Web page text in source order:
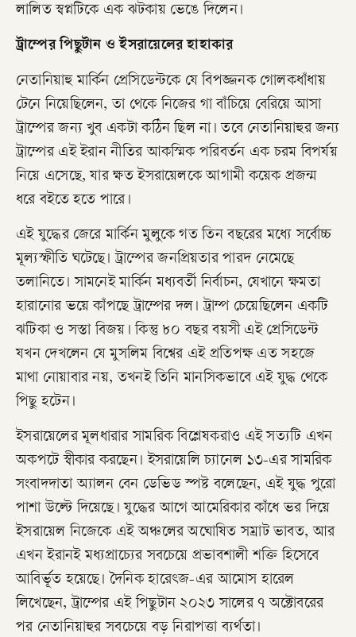
লালিত স্বপ্নটিকে এক ঝটকায় ভেঙে দিলেন।
ট্রাম্পের পিছুটান ও ইসরায়েলের হাহাকার
নেতানিয়াহু মার্কিন প্রেসিডেন্টকে যে বিপজ্জনক গোলকধাঁধায়
টেনে নিয়েছিলেন, তা থেকে নিজের গা বাঁচিয়ে বেরিয়ে আসা
ট্রাম্পের জন্য খুব একটা কঠিন ছিল না। তবে নেতানিয়াহুর জন্য
ট্রাম্পের এই ইরান নীতির আকস্মিক পরিবর্তন এক চরম বিপর্যয়
নিয়ে এসেছে, যার ক্ষত ইসরায়েলকে আগামী কয়েক প্রজন্ম
ধরে বইতে হতে পারে।
এই যুদ্ধের জেরে মার্কিন মুলুকে গত তিন বছরের মধ্যে সর্বোচ্চ
মূল্যস্ফীতি ঘটেছে। ট্রাম্পের জনপ্রিয়তার পারদ নেমেছে
তলানিতে। সামনেই মার্কিন মধ্যবর্তী নির্বাচন, যেখানে ক্ষমতা
হারানোর ভয়ে কাঁপছে ট্রাম্পের দল। ট্রাম্প চেয়েছিলেন একটি
ঝটিকা ও সস্তা বিজয়। কিন্তু ৮০ বছর বয়সী এই প্রেসিডেন্ট
যখন দেখলেন যে মুসলিম বিশ্বের এই প্রতিপক্ষ এত সহজে
মাথা নোয়াবার নয়, তখনই তিনি মানসিকভাবে এই যুদ্ধ থেকে
পিছু হটেন।
ইসরায়েলের মূলধারার সামরিক বিশ্লেষকরাও এই সত্যটি এখন
অকপটে স্বীকার করছেন। ইসরায়েলি চ্যানেল ১৩-এর সামরিক
সংবাদদাতা অ্যালন বেন ডেভিড স্পষ্ট বলেছেন, এই যুদ্ধ পুরো
পাশা উল্টে দিয়েছে। যুদ্ধের আগে আমেরিকার কাঁধে ভর দিয়ে
ইসরায়েল নিজেকে এই অঞ্চলের অঘোষিত সম্রাট ভাবত, আর
এখন ইরানই মধ্যপ্রাচ্যের সবচেয়ে প্রভাবশালী শক্তি হিসেবে
আবির্ভূত হয়েছে। দৈনিক হারেৎজ-এর আমোস হারেল
লিখেছেন, ট্রাম্পের এই পিছুটান ২০২৩ সালের ৭ অক্টোবরের
পর নেতানিয়াহুর সবচেয়ে বড় নিরাপত্তা ব্যর্থতা।